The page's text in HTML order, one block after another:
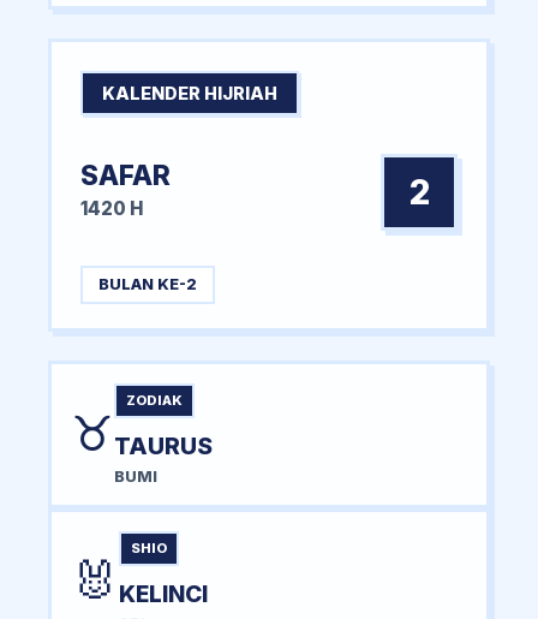
KALENDER HIJRIAH
SAFAR
1420 H 2
BULAN KE-2
♉
ZODIAK
TAURUS
BUMI
🐰
SHIO
KELINCI